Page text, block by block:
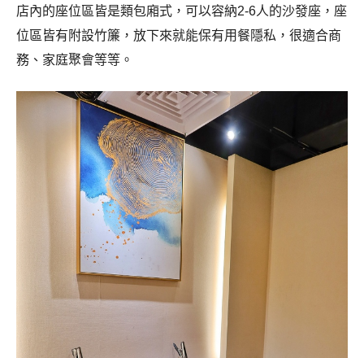
店內的座位區皆是類包廂式，可以容納2-6人的沙發座，座
位區皆有附設竹簾，放下來就能保有用餐隱私，很適合商
務、家庭聚會等等。